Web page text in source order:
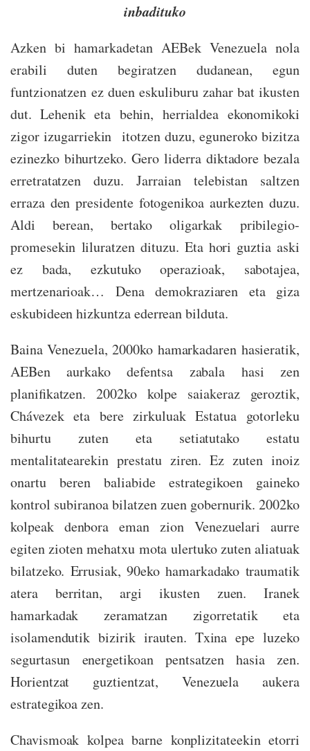
inbadituko
Azken bi hamarkadetan AEBek Venezuela nola
erabili duten begiratzen dudanean, egun
funtzionatzen ez duen eskuliburu zahar bat ikusten
dut. Lehenik eta behin, herrialdea ekonomikoki
zigor izugarriekin itotzen duzu, eguneroko bizitza
ezinezko bihurtzeko. Gero liderra diktadore bezala
erretratatzen duzu. Jarraian telebistan saltzen
erraza den presidente fotogenikoa aurkezten duzu.
Aldi berean, bertako oligarkak pribilegio-
promesekin liluratzen dituzu. Eta hori guztia aski
ez bada, ezkutuko operazioak, sabotajea,
mertzenarioak… Dena demokraziaren eta giza
eskubideen hizkuntza ederrean bilduta.
Baina Venezuela, 2000ko hamarkadaren hasieratik,
AEBen aurkako defentsa zabala hasi zen
planifikatzen. 2002ko kolpe saiakeraz geroztik,
Chávezek eta bere zirkuluak Estatua gotorleku
bihurtu zuten eta setiatutako estatu
mentalitatearekin prestatu ziren. Ez zuten inoiz
onartu beren baliabide estrategikoen gaineko
kontrol subiranoa bilatzen zuen gobernurik. 2002ko
kolpeak denbora eman zion Venezuelari aurre
egiten zioten mehatxu mota ulertuko zuten aliatuak
bilatzeko. Errusiak, 90eko hamarkadako traumatik
atera berritan, argi ikusten zuen. Iranek
hamarkadak zeramatzan zigorretatik eta
isolamendutik bizirik irauten. Txina epe luzeko
segurtasun energetikoan pentsatzen hasia zen.
Horientzat guztientzat, Venezuela aukera
estrategikoa zen.
Chavismoak kolpea barne konplizitateekin etorri